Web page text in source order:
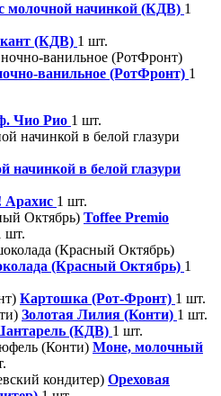
молочной начинкой (КДВ) 1
(КДВ) 1 шт.
ванильное (РотФронт) 1
Чио Рио 1 шт.
начинкой в белой глазури
Арахис 1 шт.
Toffee Premio
шт.
(Красный Октябрь) 1
Картошка (Рот-Фронт) 1 шт.
Золотая Лилия (Конти) 1 шт.
(КДВ) 1 шт.
Моне, молочный
Ореховая